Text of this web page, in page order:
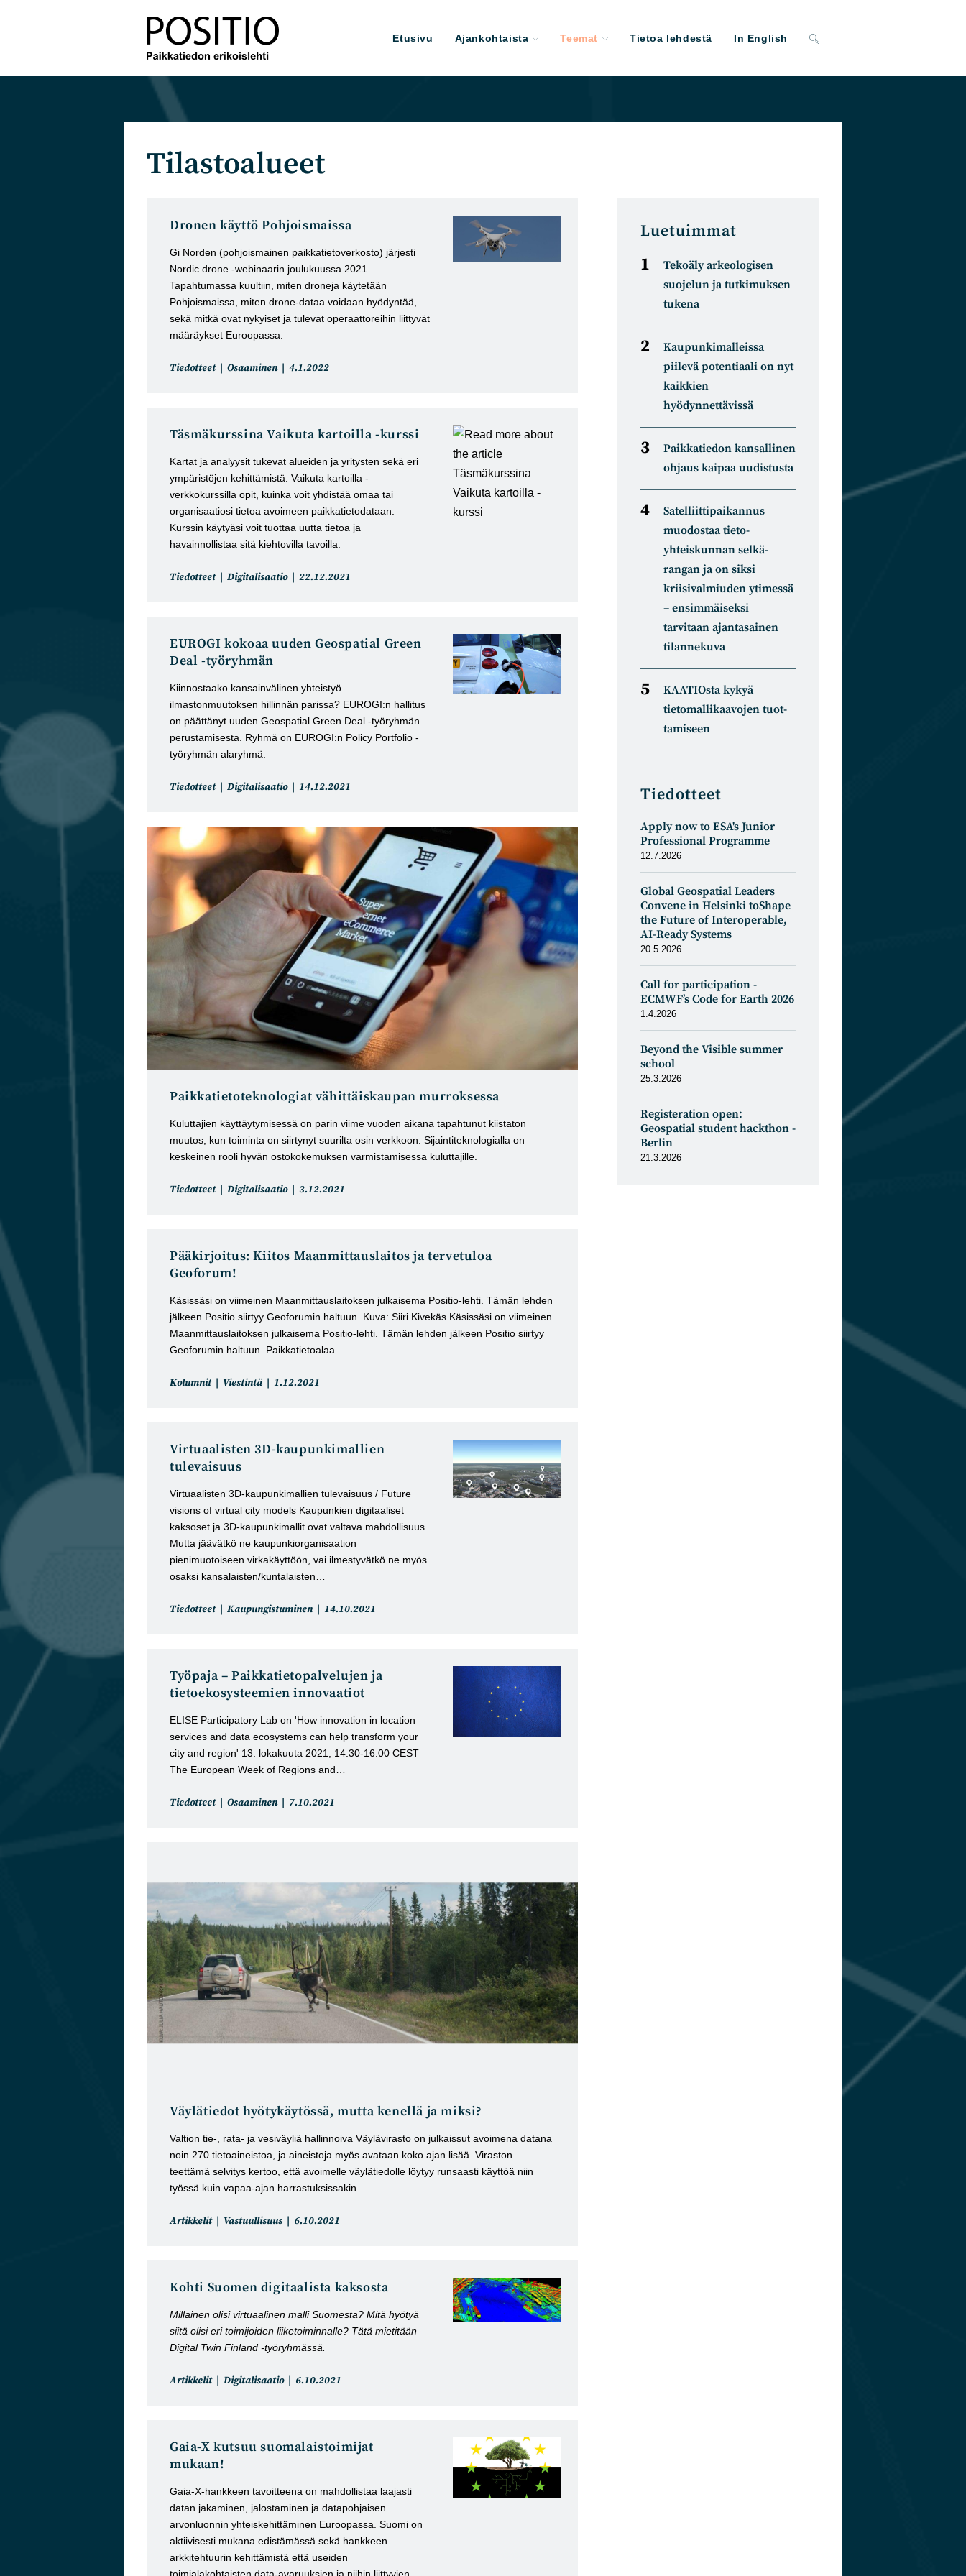
Etusivu Ajankohtaista Teemat Tietoa lehdestä In English Toggle
Tilastoalueet
Dronen käyttö Pohjoismaissa
Gi Norden (pohjoismainen paikkatietoverkosto) järjesti
Nordic drone -webinaarin joulukuussa 2021.
Tapahtumassa kuultiin, miten droneja käytetään
Pohjoismaissa, miten drone-dataa voidaan hyödyntää,
sekä mitkä ovat nykyiset ja tulevat operaattoreihin liittyvät
määräykset Euroopassa.
Artikkelin
Tiedotteet Osaaminen
Artikkeli
4.1.2022
Täsmäkurssina Vaikuta kartoilla -kurssi
Kartat ja analyysit tukevat alueiden ja yritysten sekä eri
ympäristöjen kehittämistä. Vaikuta kartoilla -
verkkokurssilla opit, kuinka voit yhdistää omaa tai
organisaatiosi tietoa avoimeen paikkatietodataan.
Kurssin käytyäsi voit tuottaa uutta tietoa ja
havainnollistaa sitä kiehtovilla tavoilla.
Artikkelin
Tiedotteet Digitalisaatio
Artikkeli
22.12.2021
EUROGI kokoaa uuden Geospatial Green
Deal -työryhmän
Kiinnostaako kansainvälinen yhteistyö
ilmastonmuutoksen hillinnän parissa? EUROGI:n hallitus
on päättänyt uuden Geospatial Green Deal -työryhmän
perustamisesta. Ryhmä on EUROGI:n Policy Portfolio -
työryhmän alaryhmä.
Artikkelin
Tiedotteet Digitalisaatio
Artikkeli
14.12.2021
Paikkatietoteknologiat vähittäiskaupan murroksessa
Kuluttajien käyttäytymisessä on parin viime vuoden aikana tapahtunut kiistaton
muutos, kun toiminta on siirtynyt suurilta osin verkkoon. Sijaintiteknologialla on
keskeinen rooli hyvän ostokokemuksen varmistamisessa kuluttajille.
Artikkelin
Tiedotteet Digitalisaatio
Artikkeli
3.12.2021
Pääkirjoitus: Kiitos Maanmittauslaitos ja tervetuloa
Geoforum!
Käsissäsi on viimeinen Maanmittauslaitoksen julkaisema Positio-lehti. Tämän lehden
jälkeen Positio siirtyy Geoforumin haltuun. Kuva: Siiri Kivekäs Käsissäsi on viimeinen
Maanmittauslaitoksen julkaisema Positio-lehti. Tämän lehden jälkeen Positio siirtyy
Geoforumin haltuun. Paikkatietoalaa…
Artikkelin
Kolumnit Viestintä
Artikkeli
1.12.2021
Virtuaalisten 3D-kaupunkimallien
tulevaisuus
Virtuaalisten 3D-kaupunkimallien tulevaisuus / Future
visions of virtual city models Kaupunkien digitaaliset
kaksoset ja 3D-kaupunkimallit ovat valtava mahdollisuus.
Mutta jäävätkö ne kaupunkiorganisaation
pienimuotoiseen virkakäyttöön, vai ilmestyvätkö ne myös
osaksi kansalaisten/kuntalaisten…
Artikkelin
Tiedotteet Kaupungistuminen
Artikkeli
14.10.2021
Työpaja – Paikkatietopalvelujen ja
tietoekosysteemien innovaatiot
ELISE Participatory Lab on 'How innovation in location
services and data ecosystems can help transform your
city and region' 13. lokakuuta 2021, 14.30-16.00 CEST
The European Week of Regions and…
Artikkelin
Tiedotteet Osaaminen
Artikkeli
7.10.2021
Väylätiedot hyötykäytössä, mutta kenellä ja miksi?
Valtion tie-, rata- ja vesiväyliä hallinnoiva Väylävirasto on julkaissut avoimena datana
noin 270 tietoaineistoa, ja aineistoja myös avataan koko ajan lisää. Viraston
teettämä selvitys kertoo, että avoimelle väylätiedolle löytyy runsaasti käyttöä niin
työssä kuin vapaa-ajan harrastuksissakin.
Artikkelin
Artikkelit Vastuullisuus
Artikkeli
6.10.2021
Kohti Suomen digitaalista kaksosta
Millainen olisi virtuaalinen malli Suomesta? Mitä hyötyä
siitä olisi eri toimijoiden liiketoiminnalle? Tätä mietitään
Digital Twin Finland -työryhmässä.
Artikkelin
Artikkelit Digitalisaatio
Artikkeli
6.10.2021
Gaia-X kutsuu suomalaistoimijat
mukaan!
Gaia-X-hankkeen tavoitteena on mahdollistaa laajasti
datan jakaminen, jalostaminen ja datapohjaisen
arvonluonnin yhteiskehittäminen Euroopassa. Suomi on
aktiivisesti mukana edistämässä sekä hankkeen
arkkitehtuurin kehittämistä että useiden
Luetuimmat
Tekoäly arkeologisen
suojelun ja tutkimuksen
tukena
Kaupunkimalleissa
piilevä potentiaali on nyt
kaikkien
hyödynnettävissä
Paikkatiedon kansallinen
ohjaus kaipaa uudistusta
Satelliitti­paikannus
muodostaa tieto­
yhteiskunnan selkä­
rangan ja on siksi
kriisivalmiuden ytimessä
– ensimmäiseksi
tarvitaan ajantasainen
tilannekuva
KAATIOsta kykyä
tietomal­likaa­vojen tuot­
tamiseen
Tiedotteet
Apply now to ESA's Junior
Professional Programme
12.7.2026
Global Geospatial Leaders
Convene in Helsinki toShape
the Future of Interoperable,
AI-Ready Systems
20.5.2026
Call for participation -
ECMWF’s Code for Earth 2026
1.4.2026
Beyond the Visible summer
school
25.3.2026
Registeration open:
Geospatial student hackthon -
Berlin
21.3.2026